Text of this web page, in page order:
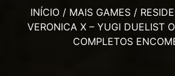
INÍCIO/ MAIS GAMES/
VERONICA X – YUGI DUELIST
COMPLETOS